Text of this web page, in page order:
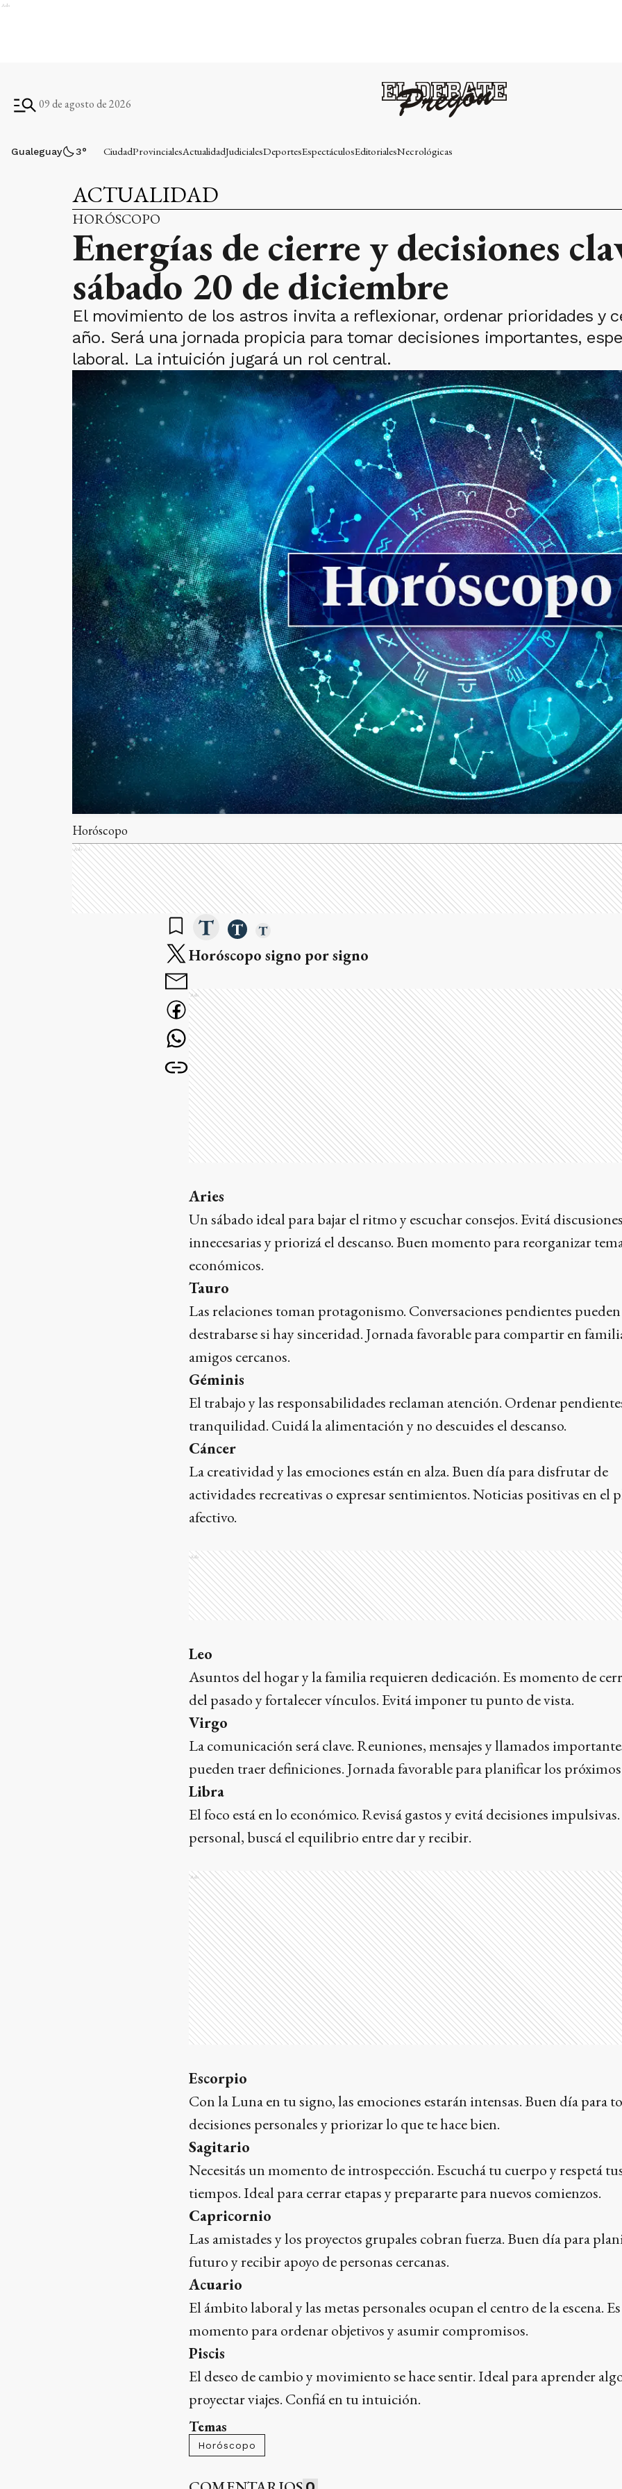
Ads
09 de agosto de 2026
Gualeguay 3° CiudadProvincialesActualidadJudicialesDeportesEspectáculosEditorialesNecrológicas
ACTUALIDAD
HORÓSCOPO
Energías de cierre y decisiones
sábado 20 de diciembre
El movimiento de los astros invita a reflexionar, ordenar prioridades y
año. Será una jornada propicia para tomar decisiones importantes,
laboral. La intuición jugará un rol central.
Horóscopo
Ads
Horóscopo signo por signo
Ads
Aries
Un sábado ideal para bajar el ritmo y escuchar consejos. Evitá
innecesarias y priorizá el descanso. Buen momento para reorganizar
económicos.
Tauro
Las relaciones toman protagonismo. Conversaciones pendientes pueden
destrabarse si hay sinceridad. Jornada favorable para compartir en
amigos cercanos.
Géminis
El trabajo y las responsabilidades reclaman atención. Ordenar
tranquilidad. Cuidá la alimentación y no descuides el descanso.
Cáncer
La creatividad y las emociones están en alza. Buen día para disfrutar de
actividades recreativas o expresar sentimientos. Noticias positivas en el
afectivo.
Ads
Leo
Asuntos del hogar y la familia requieren dedicación. Es momento de
del pasado y fortalecer vínculos. Evitá imponer tu punto de vista.
Virgo
La comunicación será clave. Reuniones, mensajes y llamados
pueden traer definiciones. Jornada favorable para planificar los
Libra
El foco está en lo económico. Revisá gastos y evitá decisiones
personal, buscá el equilibrio entre dar y recibir.
Ads
Escorpio
Con la Luna en tu signo, las emociones estarán intensas. Buen día para
decisiones personales y priorizar lo que te hace bien.
Sagitario
Necesitás un momento de introspección. Escuchá tu cuerpo y respetá
tiempos. Ideal para cerrar etapas y prepararte para nuevos comienzos.
Capricornio
Las amistades y los proyectos grupales cobran fuerza. Buen día para
futuro y recibir apoyo de personas cercanas.
Acuario
El ámbito laboral y las metas personales ocupan el centro de la escena.
momento para ordenar objetivos y asumir compromisos.
Piscis
El deseo de cambio y movimiento se hace sentir. Ideal para aprender
proyectar viajes. Confiá en tu intuición.
Temas
Horóscopo